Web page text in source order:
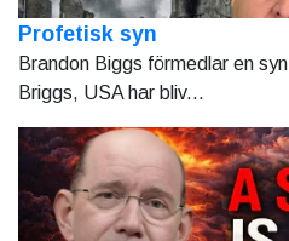
Profetisk syn
Brandon Biggs förmedlar en
Briggs, USA har bliv...